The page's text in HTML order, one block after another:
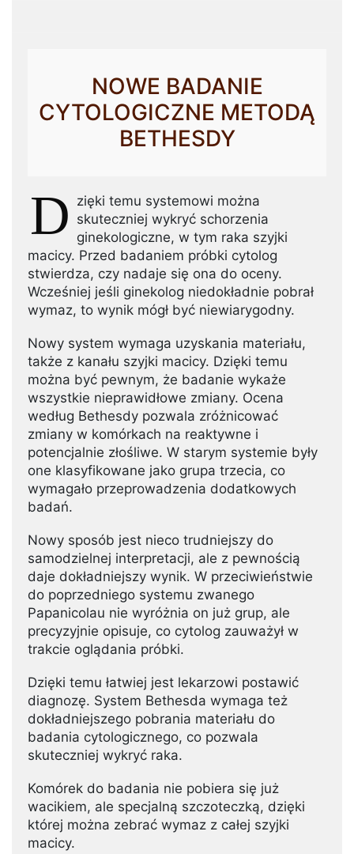
NOWE BADANIE
CYTOLOGICZNE METODĄ
BETHESDY
D zięki temu systemowi można
skuteczniej wykryć schorzenia
ginekologiczne, w tym raka szyjki
macicy. Przed badaniem próbki cytolog
stwierdza, czy nadaje się ona do oceny.
Wcześniej jeśli ginekolog niedokładnie pobrał
wymaz, to wynik mógł być niewiarygodny.
Nowy system wymaga uzyskania materiału,
także z kanału szyjki macicy. Dzięki temu
można być pewnym, że badanie wykaże
wszystkie nieprawidłowe zmiany. Ocena
według Bethesdy pozwala zróżnicować
zmiany w komórkach na reaktywne i
potencjalnie złośliwe. W starym systemie były
one klasyfikowane jako grupa trzecia, co
wymagało przeprowadzenia dodatkowych
badań.
Nowy sposób jest nieco trudniejszy do
samodzielnej interpretacji, ale z pewnością
daje dokładniejszy wynik. W przeciwieństwie
do poprzedniego systemu zwanego
Papanicolau nie wyróżnia on już grup, ale
precyzyjnie opisuje, co cytolog zauważył w
trakcie oglądania próbki.
Dzięki temu łatwiej jest lekarzowi postawić
diagnozę. System Bethesda wymaga też
dokładniejszego pobrania materiału do
badania cytologicznego, co pozwala
skuteczniej wykryć raka.
Komórek do badania nie pobiera się już
wacikiem, ale specjalną szczoteczką, dzięki
której można zebrać wymaz z całej szyjki
macicy.